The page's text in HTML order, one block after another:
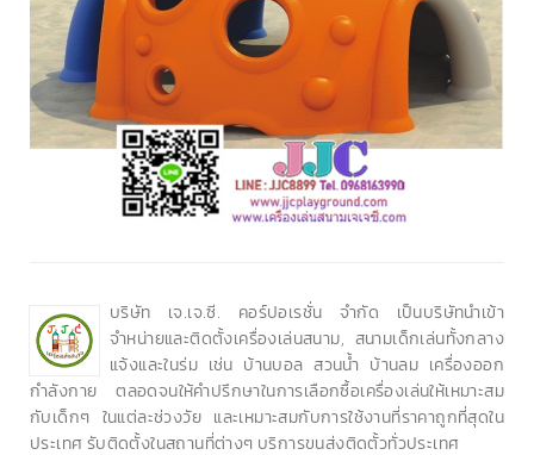
บริษัท เจ.เจ.ซี. คอร์ปอเรชั่น จำกัด เป็นบริษัทนำเข้า
จำหน่ายและติดตั้งเครื่องเล่นสนาม, สนามเด็กเล่นทั้งกลาง
แจ้งและในร่ม เช่น บ้านบอล สวนน้ำ บ้านลม เครื่องออก
กำลังกาย ตลอดจนให้คำปรึกษาในการเลือกซื้อเครื่องเล่นให้เหมาะสม
กับเด็กๆ ในแต่ละช่วงวัย และเหมาะสมกับการใช้งานที่ราคาถูกที่สุดใน
ประเทศ รับติดตั้งในสถานที่ต่างๆ บริการขนส่งติดตั้วทั่วประเทศ